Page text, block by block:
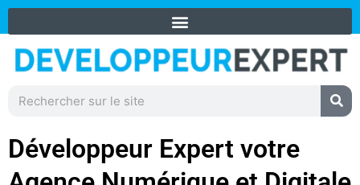
Aller
Rechercher
Développeur Expert votre